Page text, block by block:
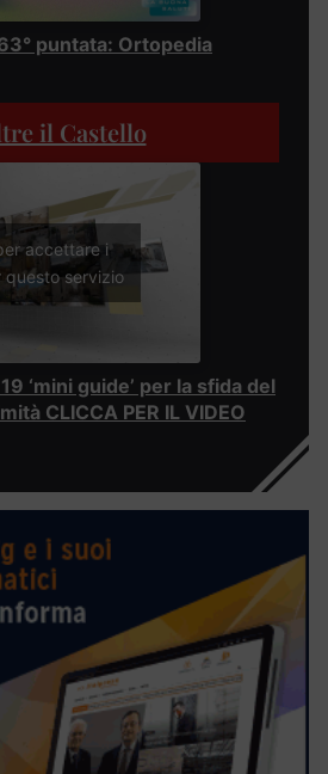
puntata: Ortopedia
il Castello
accettare i
questo servizio
‘mini guide’ per la sfida del
CLICCA PER IL VIDEO